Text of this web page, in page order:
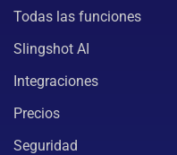
Todas las funciones
Slingshot AI
Integraciones
Precios
Seguridad